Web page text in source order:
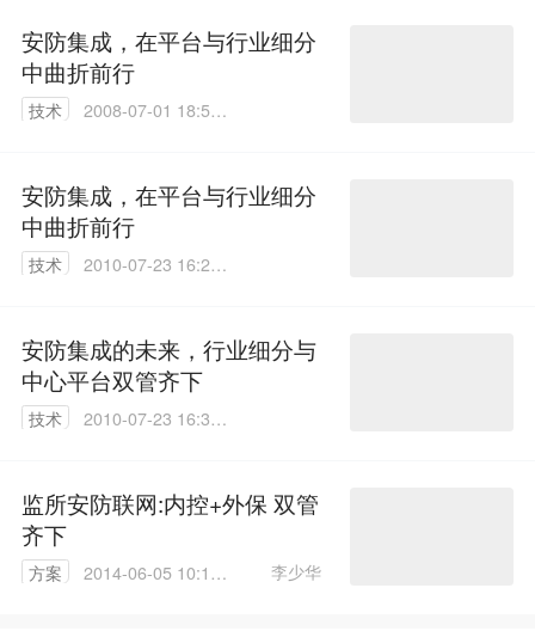
安防集成，在平台与行业细分
中曲折前行
技术
2008-07-01 18:57:
安防集成，在平台与行业细分
中曲折前行
技术
2010-07-23 16:29:
安防集成的未来，行业细分与
中心平台双管齐下
技术
2010-07-23 16:35:
监所安防联网:内控+外保 双管
齐下
方案
2014-06-05 10:19:
李少华